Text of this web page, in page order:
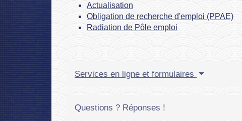
Actualisation
Obligation de recherche d'emploi (PPAE)
Radiation de Pôle emploi
Services en ligne et formulaires
Questions ? Réponses !